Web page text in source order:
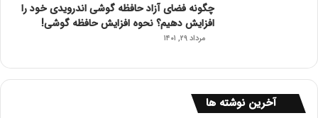
چگونه فضای آزاد حافظه گوشی اندرویدی خود را
افزایش دهیم؟ نحوه افزایش حافظه گوشی!
مرداد ۲۹, ۱۴۰۱
آخرین نوشته ها